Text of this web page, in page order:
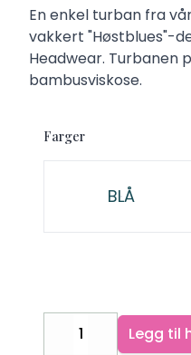
Description
En enkel turban fra
vakkert "Høstblues"-
Headwear. Turbanen
bambusviskose.
Farger
Velg en Farger
BLÅ
DecreaseIncrease
Legg til